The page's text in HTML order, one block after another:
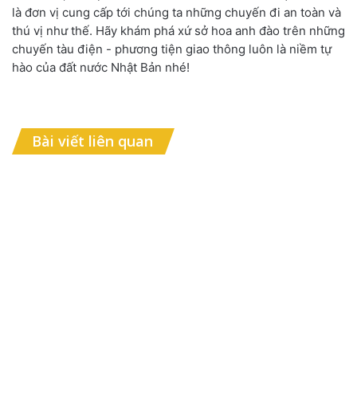
là đơn vị cung cấp tới chúng ta những chuyến đi an toàn và
thú vị như thế. Hãy khám phá xứ sở hoa anh đào trên những
chuyến tàu điện - phương tiện giao thông luôn là niềm tự
hào của đất nước Nhật Bản nhé!
Bài viết liên quan